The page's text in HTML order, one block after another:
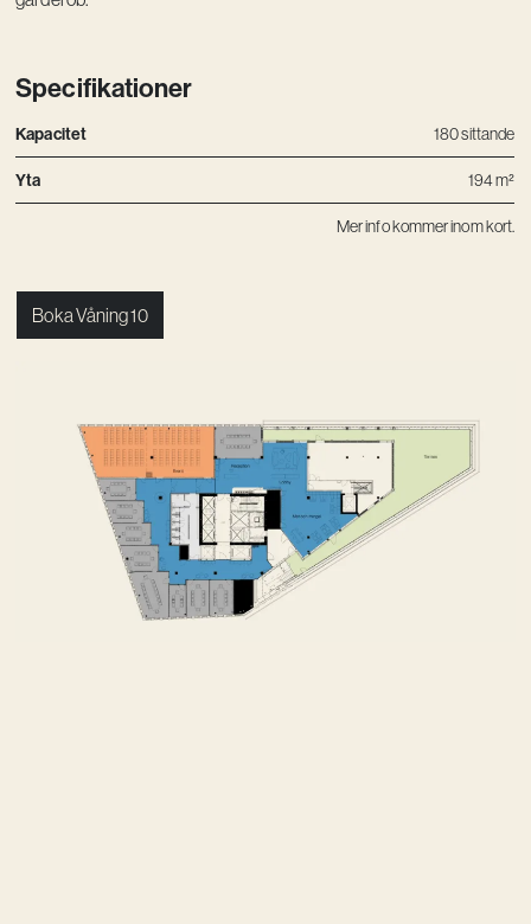
Specifikationer
Kapacitet 180 sittande
Yta 194 m²
Mer info kommer inom kort.
Boka Våning 10